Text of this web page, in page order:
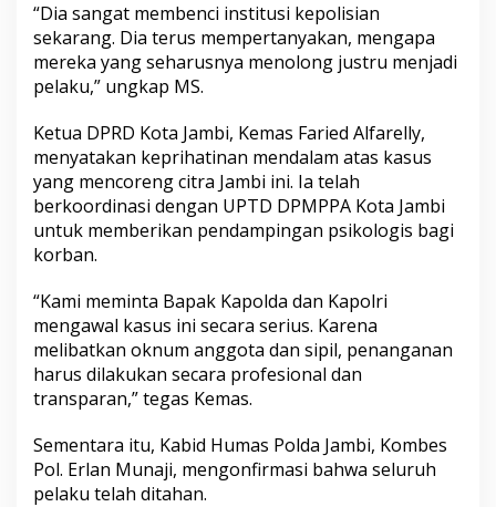
“Dia sangat membenci institusi kepolisian
sekarang. Dia terus mempertanyakan, mengapa
mereka yang seharusnya menolong justru menjadi
pelaku,” ungkap MS.
Ketua DPRD Kota Jambi, Kemas Faried Alfarelly,
menyatakan keprihatinan mendalam atas kasus
yang mencoreng citra Jambi ini. Ia telah
berkoordinasi dengan UPTD DPMPPA Kota Jambi
untuk memberikan pendampingan psikologis bagi
korban.
“Kami meminta Bapak Kapolda dan Kapolri
mengawal kasus ini secara serius. Karena
melibatkan oknum anggota dan sipil, penanganan
harus dilakukan secara profesional dan
transparan,” tegas Kemas.
Sementara itu, Kabid Humas Polda Jambi, Kombes
Pol. Erlan Munaji, mengonfirmasi bahwa seluruh
pelaku telah ditahan.